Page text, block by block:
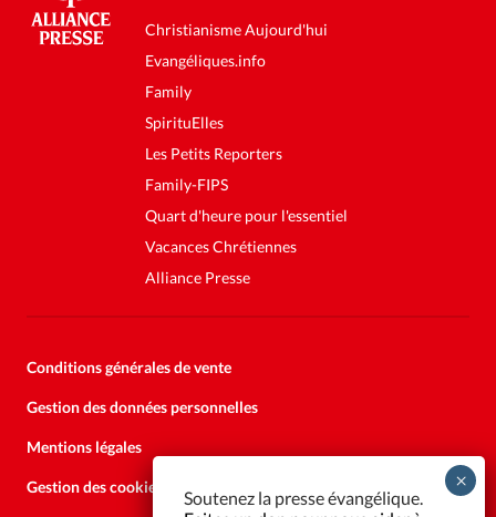
Christianisme Aujourd'hui
Evangéliques.info
Family
SpirituElles
Les Petits Reporters
Family-FIPS
Quart d'heure pour l'essentiel
Vacances Chrétiennes
Alliance Presse
Conditions générales de vente
Gestion des données personnelles
Mentions légales
Gestion des cookies
Soutenez la presse évangélique.